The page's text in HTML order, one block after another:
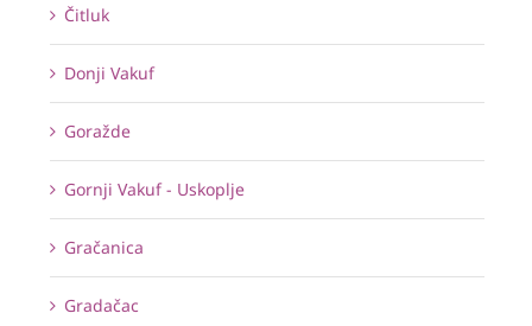
Čitluk
Donji Vakuf
Goražde
Gornji Vakuf - Uskoplje
Gračanica
Gradačac